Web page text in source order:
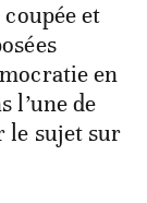
et
en
l’une de
le sujet sur